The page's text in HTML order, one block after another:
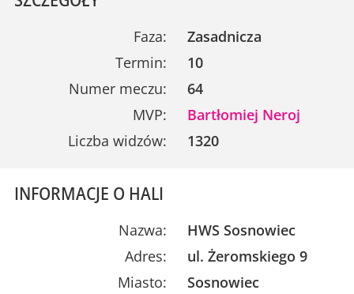
Faza:
Zasadnicza
Termin:
10
Numer meczu:
64
MVP:
Bartłomiej Neroj
Liczba widzów:
1320
INFORMACJE O HALI
Nazwa:
HWS Sosnowiec
Adres:
ul. Żeromskiego 9
Miasto:
Sosnowiec